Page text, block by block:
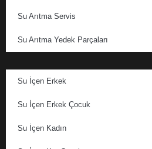
Su Arıtma Servis
Su Arıtma Yedek Parçaları
Su İçen Erkek
Su İçen Erkek Çocuk
Su İçen Kadın